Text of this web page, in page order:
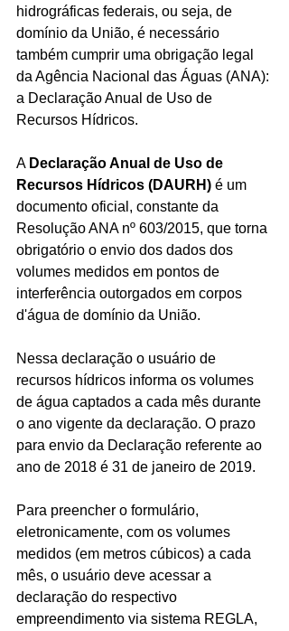
hidrográficas federais, ou seja, de
domínio da União, é necessário
também cumprir uma obrigação legal
da Agência Nacional das Águas (ANA):
a Declaração Anual de Uso de
Recursos Hídricos.
A Declaração Anual de Uso de
Recursos Hídricos (DAURH) é um
documento oficial, constante da
Resolução ANA nº 603/2015, que torna
obrigatório o envio dos dados dos
volumes medidos em pontos de
interferência outorgados em corpos
d'água de domínio da União.
Nessa declaração o usuário de
recursos hídricos informa os volumes
de água captados a cada mês durante
o ano vigente da declaração. O prazo
para envio da Declaração referente ao
ano de 2018 é 31 de janeiro de 2019.
Para preencher o formulário,
eletronicamente, com os volumes
medidos (em metros cúbicos) a cada
mês, o usuário deve acessar a
declaração do respectivo
empreendimento via sistema REGLA,